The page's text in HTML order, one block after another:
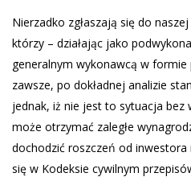
Nierzadko zgłaszają się do
którzy – działając jako
generalnym wykonawcą w
zawsze, po dokładnej analizie
jednak, iż nie jest to sytuacja bez
może otrzymać zaległe
dochodzić roszczeń od
się w Kodeksie cywilnym